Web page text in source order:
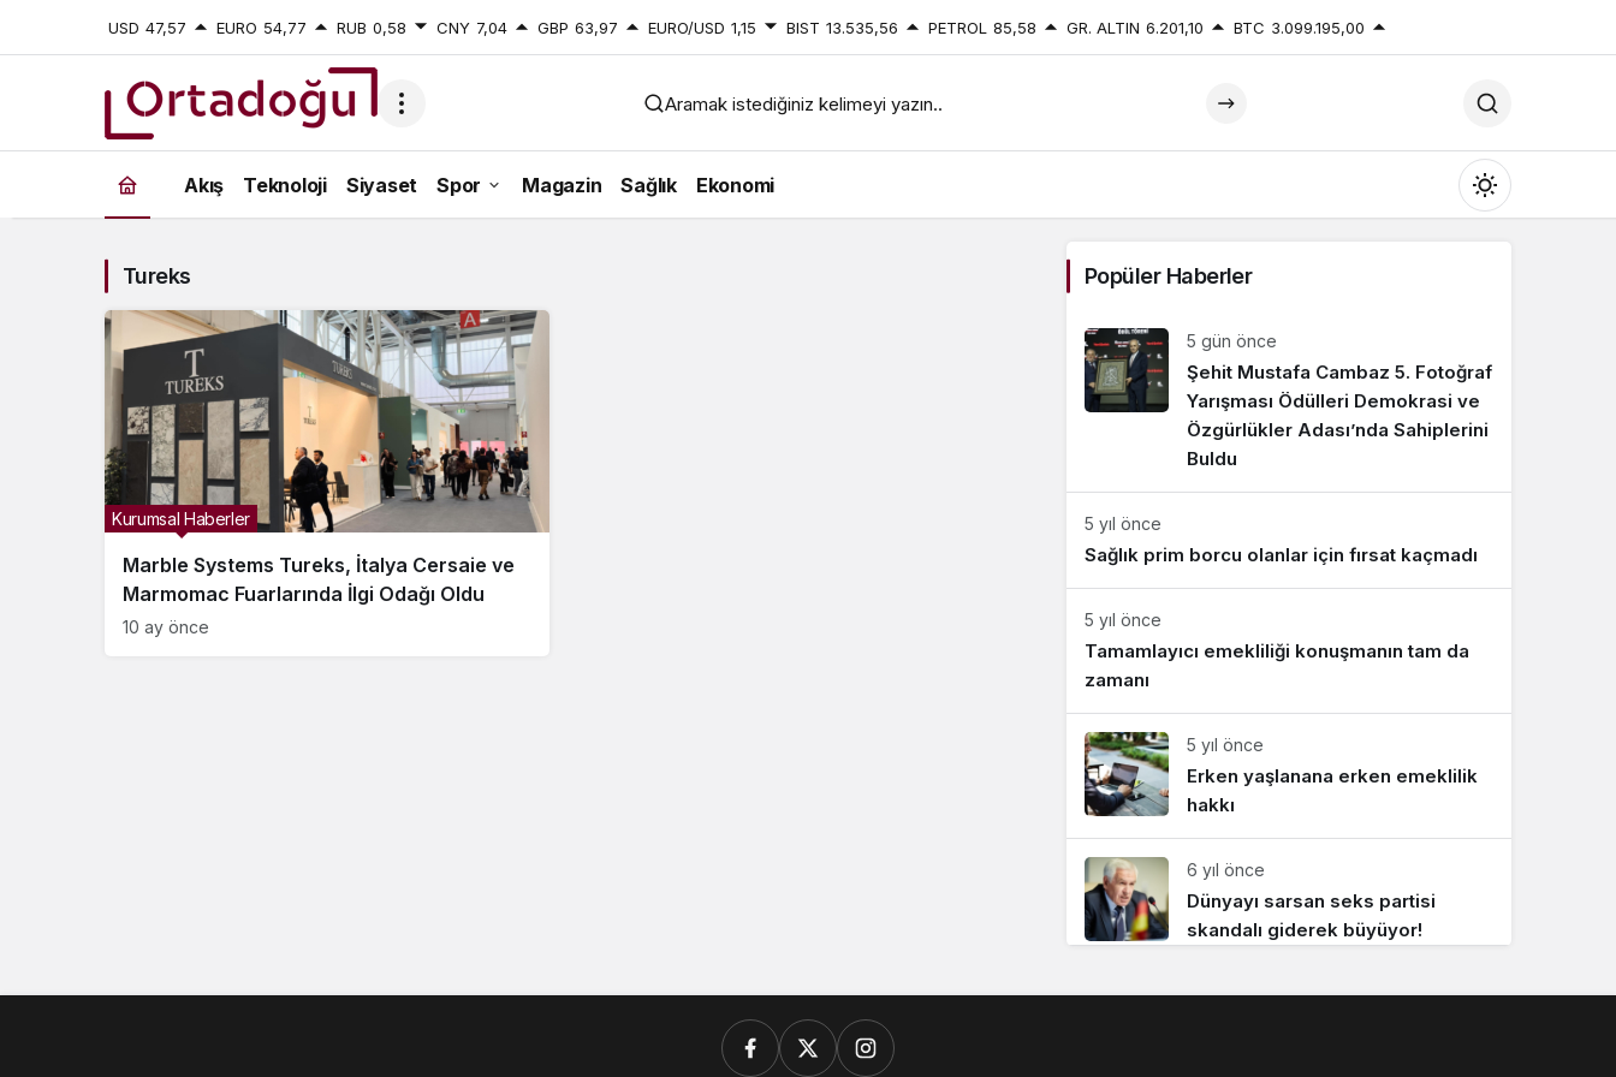
USD 47,57 EURO 54,77 RUB 0,58 CNY 7,04 GBP 63,97 EURO/USD 1,15 BIST 13.535,56 PETROL 85,58 GR. ALTIN 6.201,10 BTC 3.099.195,00
Tureks
Haberleri
Aramak istediğiniz kelimeyi yazın..
Akış Teknoloji Siyaset Spor Magazin Sağlık Ekonomi
Mod
değiştir
Gündüz Modu
Gündüz modunu seçin.
Gece Modu
Gece modunu seçin.
Sistem Modu
Sistem modunu seçin.
Tureks
Marble Systems Tureks, İtalya Cersaie ve
Marmomac Fuarlarında İlgi Odağı Oldu
Kurumsal Haberler
10 ay önce
Popüler Haberler
5 gün önce
Şehit Mustafa Cambaz 5. Fotoğraf
Yarışması Ödülleri Demokrasi ve
Özgürlükler Adası’nda Sahiplerini
Buldu
5 yıl önce
Sağlık prim borcu olanlar için fırsat kaçmadı
5 yıl önce
Tamamlayıcı emekliliği konuşmanın tam da
zamanı
5 yıl önce
Erken yaşlanana erken emeklilik
hakkı
6 yıl önce
Dünyayı sarsan seks partisi
skandalı giderek büyüyor!